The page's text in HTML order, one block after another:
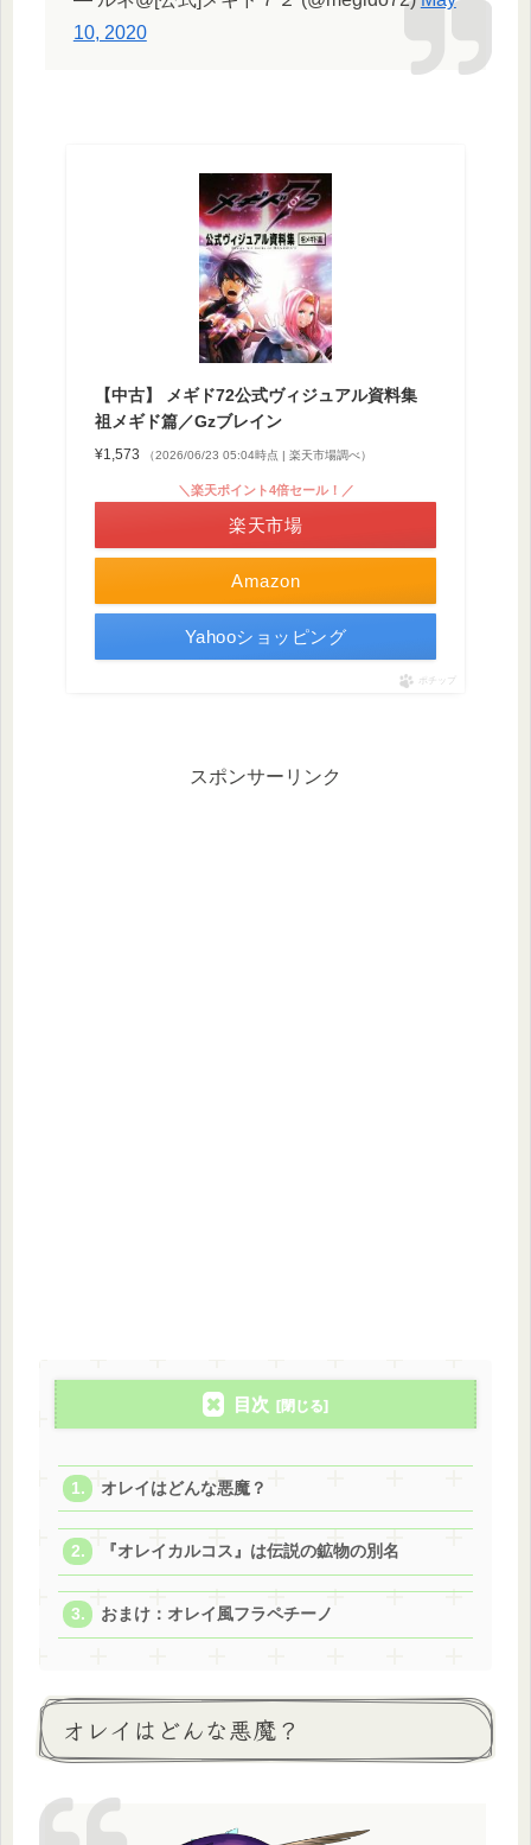
10, 2020
【中古】 メギド72公式ヴィジュアル資料集
祖メギド篇／Gzブレイン
¥1,573 （2026/06/23 05:04時点 | 楽天市場調べ）
Amazon
＼楽天ポイント4倍セール！／
楽天市場
Yahooショッピング
ポチップ
スポンサーリンク
目次
オレイはどんな悪魔？
『オレイカルコス』は伝説の鉱物の別名
おまけ：オレイ風フラペチーノ
オレイはどんな悪魔？